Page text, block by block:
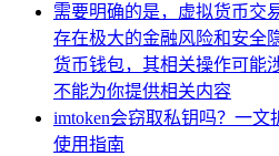
需要明确的是，虚拟货币交
存在极大的金融风险和安全
货币钱包，其相关操作可能
不能为你提供相关内容
imtoken会窃取私钥吗？一
使用指南